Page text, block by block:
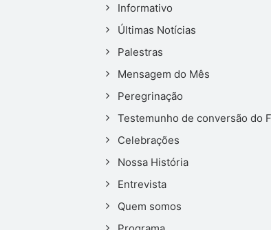
Informativo
Últimas Notícias
Palestras
Mensagem do Mês
Peregrinação
Testemunho de conversão do
Celebrações
Nossa História
Entrevista
Quem somos